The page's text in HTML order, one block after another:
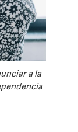
a la